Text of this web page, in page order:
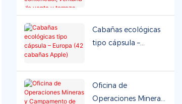
de venta y terraza
para glamping
Cabañas ecológicas
tipo cápsula –
Oficina de
Operaciones Mineras